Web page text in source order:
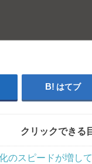
はてブ
クリックできる
のスピードが増して